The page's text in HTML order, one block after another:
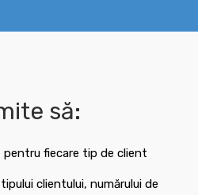
să:
pentru fiecare tip de client
clientului, numărului de